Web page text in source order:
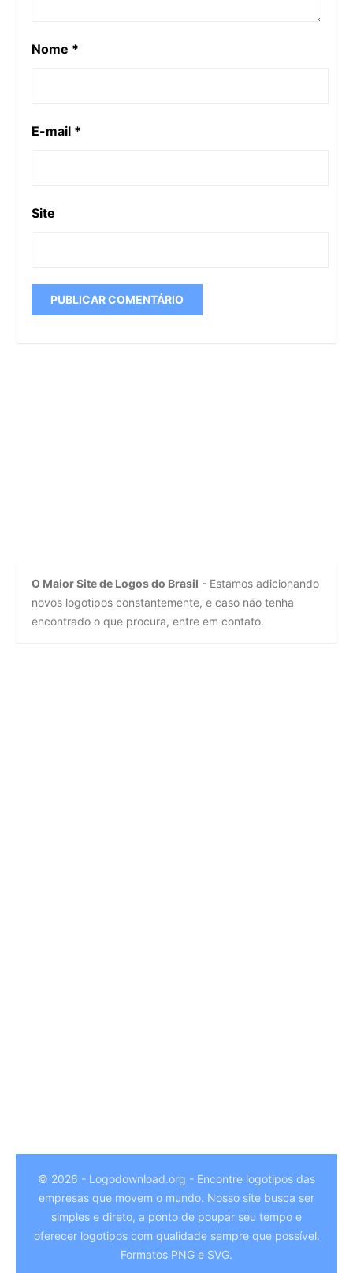
Nome *
E-mail *
Site
O Maior Site de Logos do Brasil - Estamos adicionando
novos logotipos constantemente, e caso não tenha
encontrado o que procura, entre em contato.
© 2026 - Logodownload.org - Encontre logotipos das
empresas que movem o mundo. Nosso site busca ser
simples e direto, a ponto de poupar seu tempo e
oferecer logotipos com qualidade sempre que possível.
Formatos PNG e SVG.
Hindi
German